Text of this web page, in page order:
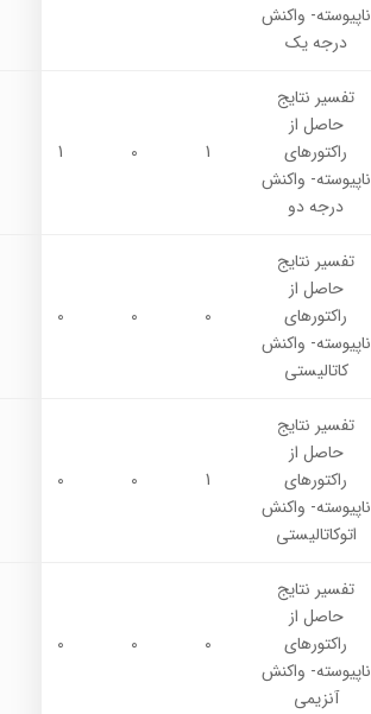
ناپيوسته- واكنش
درجه يك
تفسير نتايج
حاصل از
راكتورهاي
ناپيوسته- واكنش
درجه دو
1
0
1
تفسير نتايج
حاصل از
راكتورهاي
ناپيوسته- واكنش
كاتاليستي
0
0
0
تفسير نتايج
حاصل از
راكتورهاي
ناپيوسته- واكنش
اتوكاتاليستي
1
0
0
تفسير نتايج
حاصل از
راكتورهاي
ناپيوسته- واكنش
آنزيمي
0
0
0